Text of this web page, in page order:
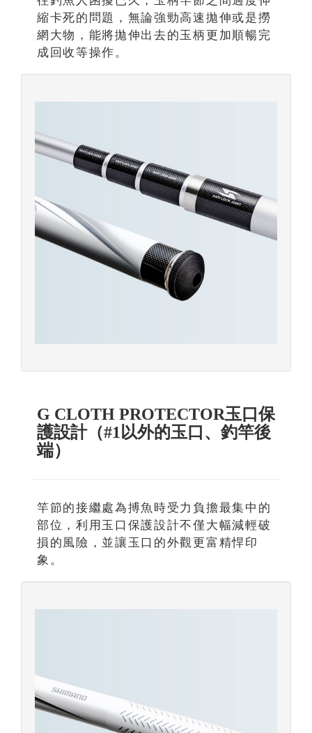
縮卡死的問題，無論強勁高速拋伸或是撈
網大物，能將拋伸出去的玉柄更加順暢完
成回收等操作。
G CLOTH PROTECTOR玉口保
護設計（#1以外的玉口、釣竿後
端）
竿節的接繼處為搏魚時受力負擔最集中的
部位，利用玉口保護設計不僅大幅減輕破
損的風險，並讓玉口的外觀更富精悍印
象。